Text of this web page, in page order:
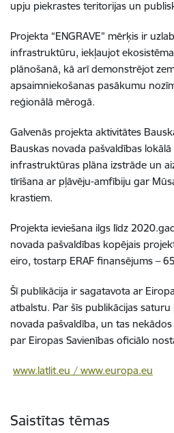
upju piekrastes teritorijas un
Projekta “ENGRAVE” mērķis ir
infrastruktūru, iekļaujot
plānošanā, kā arī demonstrējot
apsaimniekošanas pasākumu
reģionālā mērogā.
Galvenās projekta aktivitātes
Bauskas novada pašvaldības
infrastruktūras plāna izstrāde un
tīrīšana ar pļāvēju-amfībiju gar
krastiem.
Projekta ieviešana ilgs līdz
novada pašvaldības kopējais
eiro, tostarp ERAF finansējums –
Šī publikācija ir sagatavota ar
atbalstu. Par šīs publikācijas
novada pašvaldība, un tas
par Eiropas Savienības oficiālo
www.latlit.eu / www.europa.eu
Saistītas tēmas